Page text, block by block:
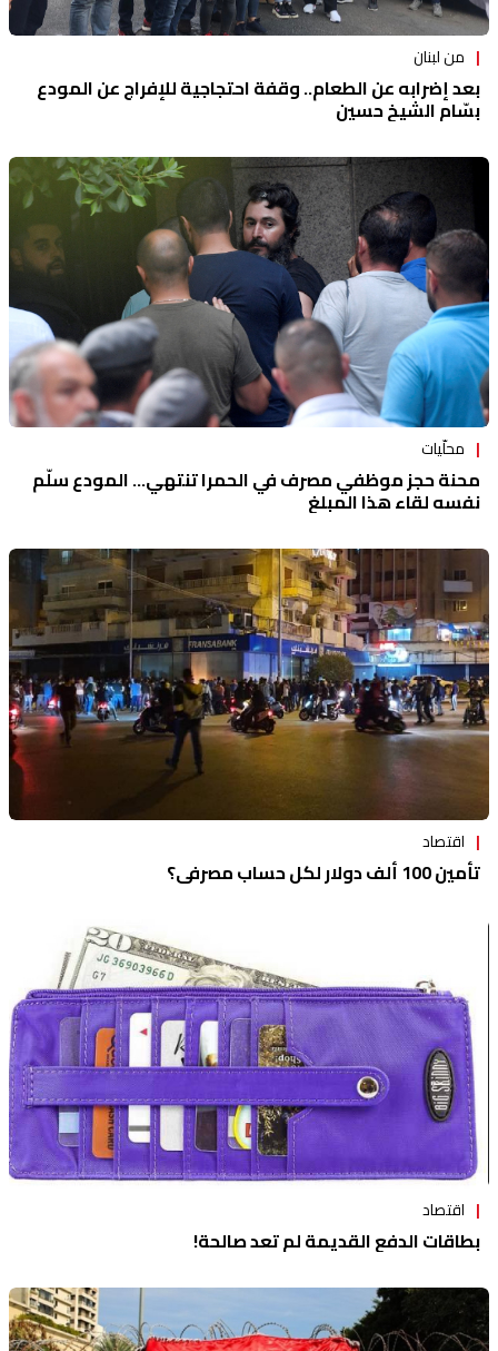
من لبنان
بعد إضرابه عن الطعام.. وقفة احتجاجية للإفراج عن المودع
بسّام الشيخ حسين
محلّيات
محنة حجز موظفي مصرف في الحمرا تنتهي... المودع سلّم
نفسه لقاء هذا المبلغ
اقتصاد
تأمين 100 ألف دولار لكل حساب مصرفي؟
اقتصاد
بطاقات الدفع القديمة لم تعد صالحة!